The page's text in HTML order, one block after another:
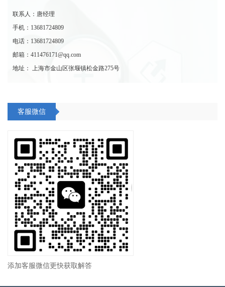
联系人：唐经理
手机：13681724809
电话：13681724809
邮箱：411476171@qq.com
地址： 上海市金山区张堰镇松金路275号
客服微信
添加客服微信更快获取解答